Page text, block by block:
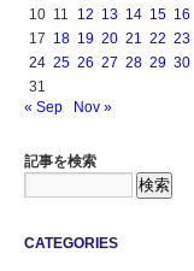
10 11 12 13 14 15 16
17 18 19 20 21 22 23
24 25 26 27 28 29 30
31
« Sep
Nov »
記事を検索
CATEGORIES